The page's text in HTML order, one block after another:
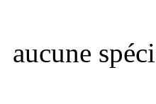
aucune